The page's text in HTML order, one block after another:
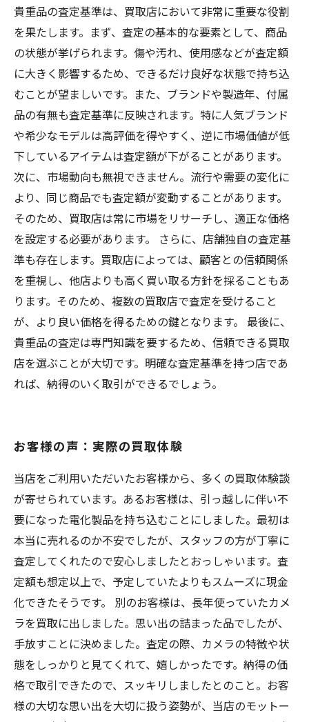
貴重品の査定基準は、買取店において非常に重要な役割
を果たします。まず、査定の基本的な要素として、商品
の状態が挙げられます。傷や汚れ、使用感などが査定額
に大きく影響するため、できるだけ良好な状態で持ち込
むことが望ましいです。また、ブランドや製造年、付属
品の有無も査定基準に反映されます。特に人気ブランド
や希少なモデルは高評価を得やすく、逆に市場価値が低
下しているアイテムは査定額が下がることがあります。
次に、市場動向も無視できません。流行や需要の変化に
より、同じ商品でも査定額が変動することがあります。
そのため、買取店は常に市場をリサーチし、適正な価格
を設定する必要があります。 さらに、店舗独自の査定基
準も存在します。買取店によっては、顧客との信頼関係
を重視し、他店よりも高く買い取る方針を採ることもあ
ります。そのため、複数の買取店で査定を受けること
が、より良い価格を得るための鍵となります。 最後に、
貴重品の査定は専門知識を要するため、信頼できる買取
店を選ぶことが大切です。明確な査定基準を持つ店であ
れば、納得のいく取引ができるでしょう。
お客様の声：実際の買取体験
当店をご利用いただいたお客様から、多くの買取体験談
が寄せられています。あるお客様は、引っ越しに伴い不
要になった電化製品を持ち込むことにしました。最初は
本当に売れるのか不安でしたが、スタッフの方が丁寧に
査定してくれたので安心しましたとおっしゃいます。査
定額も想定以上で、予定していたよりもスムーズに現金
化できたそうです。 別のお客様は、長年使っていたカメ
ラを買取に出しました。思い出の詰まった品でしたが、
手放すことに決めました。査定の際、カメラの特徴や状
態をしっかりと見てくれて、嬉しかったです。納得の価
格で取引できたので、スッキリしましたとのこと。お客
様の大切な思い出を大切に扱う姿勢が、当店のモットー